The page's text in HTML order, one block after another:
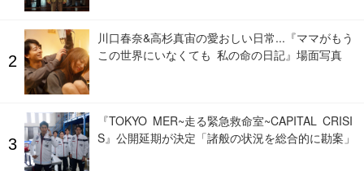
川口春奈&高杉真宙の愛おしい日常...『ママがもう
この世界にいなくても 私の命の日記』場面写真
『TOKYO MER~走る緊急救命室~CAPITAL CRISI
S』公開延期が決定「諸般の状況を総合的に勘案」